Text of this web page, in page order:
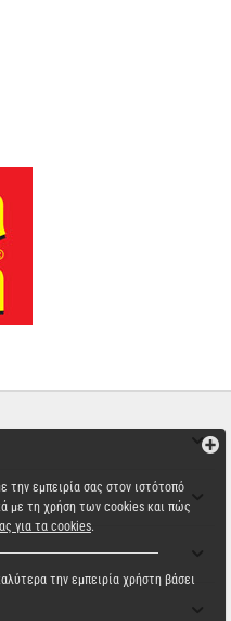
την εμπειρία σας στον ιστότοπό
με τη χρήση των cookies και πώς
για τα cookies.
την εμπειρία χρήστη βάσει